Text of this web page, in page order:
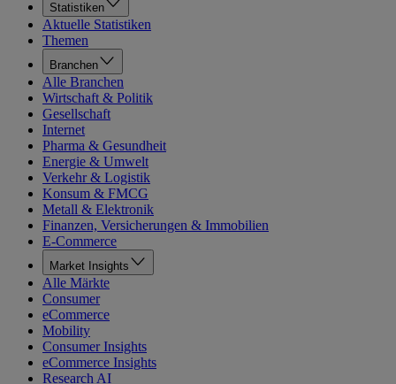
Statistiken
Aktuelle Statistiken
Themen
Branchen
Alle Branchen
Wirtschaft & Politik
Gesellschaft
Internet
Pharma & Gesundheit
Energie & Umwelt
Verkehr & Logistik
Konsum & FMCG
Metall & Elektronik
Finanzen, Versicherungen & Immobilien
E-Commerce
Market Insights
Alle Märkte
Consumer
eCommerce
Mobility
Consumer Insights
eCommerce Insights
Research AI